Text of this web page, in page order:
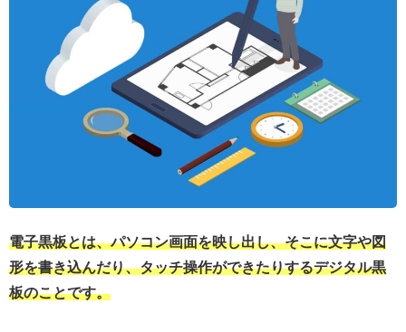
電子黒板とは、パソコン画面を映し出し、そこに文字や図
形を書き込んだり、タッチ操作ができたりするデジタル黒
板のことです。